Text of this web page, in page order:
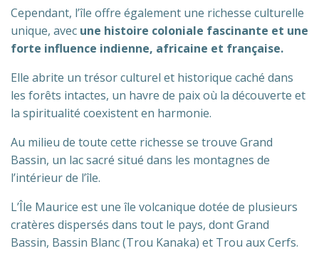
Cependant, l’île offre également une richesse culturelle
unique, avec une histoire coloniale fascinante et une
forte influence indienne, africaine et française.
Elle abrite un trésor culturel et historique caché dans
les forêts intactes, un havre de paix où la découverte et
la spiritualité coexistent en harmonie.
Au milieu de toute cette richesse se trouve Grand
Bassin, un lac sacré situé dans les montagnes de
l’intérieur de l’île.
L’Île Maurice est une île volcanique dotée de plusieurs
cratères dispersés dans tout le pays, dont Grand
Bassin, Bassin Blanc (Trou Kanaka) et Trou aux Cerfs.